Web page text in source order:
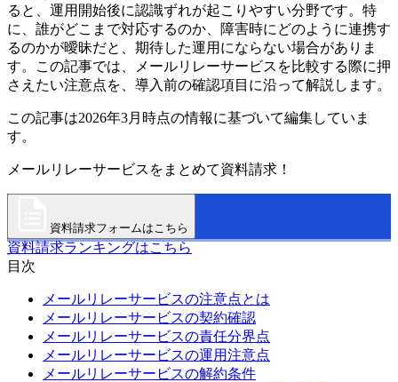
ると、運用開始後に認識ずれが起こりやすい分野です。特
に、誰がどこまで対応するのか、障害時にどのように連携す
るのかが曖昧だと、期待した運用にならない場合がありま
す。この記事では、メールリレーサービスを比較する際に押
さえたい注意点を、導入前の確認項目に沿って解説します。
この記事は2026年3月時点の情報に基づいて編集していま
す。
メールリレーサービスをまとめて資料請求！
資料請求フォームはこちら
資料請求ランキングはこちら
目次
メールリレーサービスの注意点とは
メールリレーサービスの契約確認
メールリレーサービスの責任分界点
メールリレーサービスの運用注意点
メールリレーサービスの解約条件